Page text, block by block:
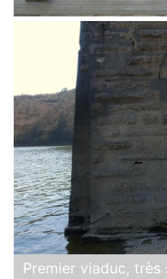
Premier viaduc, très